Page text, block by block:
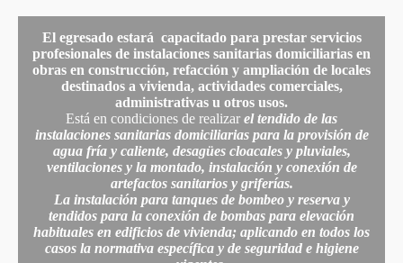
El egresado estará capacitado para prestar servicios
profesionales de instalaciones sanitarias domiciliarias en
obras en construcción, refacción y ampliación de locales
destinados a vivienda, actividades comerciales,
administrativas u otros usos.
Está en condiciones de realizar el tendido de las
instalaciones sanitarias domiciliarias para la provisión de
agua fría y caliente, desagües cloacales y pluviales,
ventilaciones y la montado, instalación y conexión de
artefactos sanitarios y griferías.
La instalación para tanques de bombeo y reserva y
tendidos para la conexión de bombas para elevación
habituales en edificios de vivienda; aplicando en todos los
casos la normativa específica y de seguridad e higiene